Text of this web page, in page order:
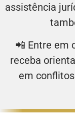
assistência
📲 Entre em
receba
em